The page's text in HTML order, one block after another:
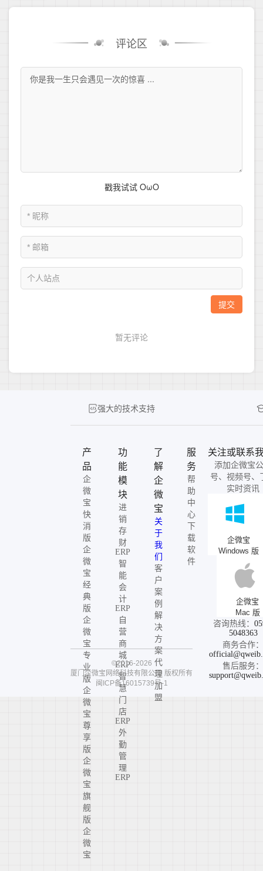
评论区
强大的技术支持
产
品
企
微
宝
快
消
版
企
微
宝
经
典
版
企
微
宝
专
业
版
企
微
宝
尊
享
版
企
微
宝
旗
舰
版
企
微
宝
功
能
模
块
进
销
存
财
ERP
智
能
会
计
ERP
自
营
商
城
ERP
智
慧
门
店
ERP
外
勤
管
理
ERP
了
解
企
微
宝
关
于
我
们
客
户
案
例
解
决
方
案
代
理
加
盟
服
务
帮
助
中
心
下
载
软
件
关注或联系
添加企微宝
号、视频号、
实时资讯
企微宝
Windows 版
企微宝
Mac 版
咨询热线：
5048363
商务合作：
售后服务：
©2016-2026
厦门企微宝网络科技有限公司 版权所有
闽ICP备16015739号-1